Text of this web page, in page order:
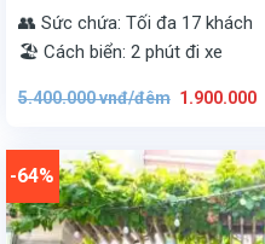
👥 Sức chứa: Tối đa 17 khách
🏖️ Cách biển: 2 phút đi xe
5.400.000vnđ/đêm gốc
đêm.
1.900.000
-64%